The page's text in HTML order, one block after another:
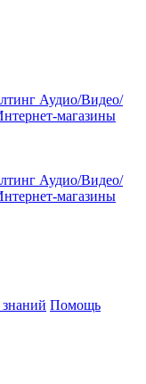
Аудио/Видео/
магазины
Аудио/Видео/
магазины
знаний Помощь